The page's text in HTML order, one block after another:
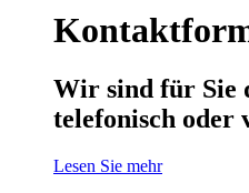
Wir sind für Sie
telefonisch oder
Lesen Sie mehr